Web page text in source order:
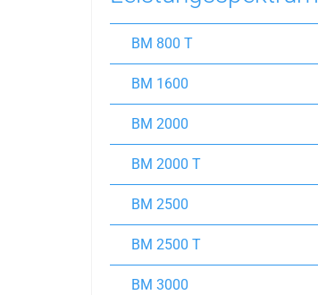
BM 800 T
BM 1600
BM 2000
BM 2000 T
BM 2500
BM 2500 T
BM 3000